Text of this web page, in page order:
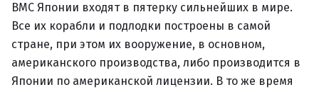
ВМС Японии входят в пятерку сильнейших в мире.
Все их корабли и подлодки построены в самой
стране, при этом их вооружение, в основном,
американского производства, либо производится в
Японии по американской лицензии. В то же время